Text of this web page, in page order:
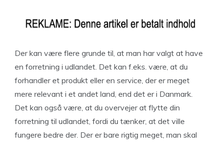
Der kan være flere grunde til, at man har valgt at have
en forretning i udlandet. Det kan f.eks. være, at du
forhandler et produkt eller en service, der er meget
mere relevant i et andet land, end det er i Danmark.
Det kan også være, at du overvejer at flytte din
forretning til udlandet, fordi du tænker, at det ville
fungere bedre der. Der er bare rigtig meget, man skal